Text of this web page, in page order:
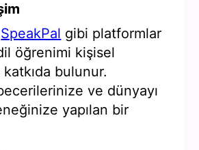
SpeakPal gibi platformlar
dil öğrenimi kişisel
bulunur.
ve dünyayı
yapılan bir